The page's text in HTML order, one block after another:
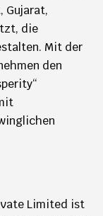
Gujarat,
die
Mit der
den
Limited ist